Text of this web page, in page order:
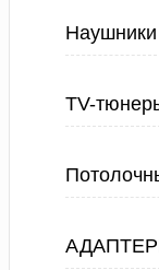
Наушники
TV-